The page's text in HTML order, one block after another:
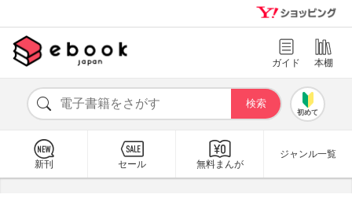
ガイド 本棚
初めて
新刊 セール 無料まんが
ジャンル一覧